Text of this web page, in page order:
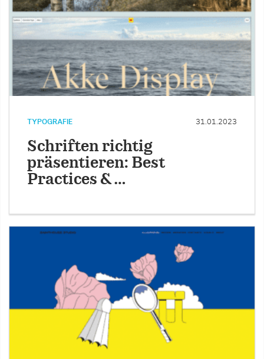
TYPOGRAFIE 31.01.2023
Schriften richtig
präsentieren: Best
Practices & …